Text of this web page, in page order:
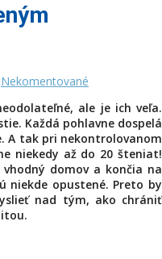
Nekomentované
ale je ich veľa.
Každá pohlavne dospelá
A tak pri nekontrolovanom
niekedy až do 20 šteniat!
domov a končia na
niekde opustené. Preto by
nad tým, ako chrániť